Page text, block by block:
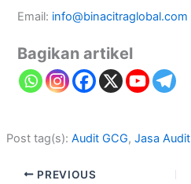
Email: info@binacitraglobal.com
Bagikan artikel
Post tag(s): Audit GCG, Jasa Audit
PREVIOUS